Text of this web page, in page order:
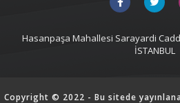
Hasanpaşa Mahallesi Sarayardi
İSTANBUL
Copyright © 2022 - Bu sitede